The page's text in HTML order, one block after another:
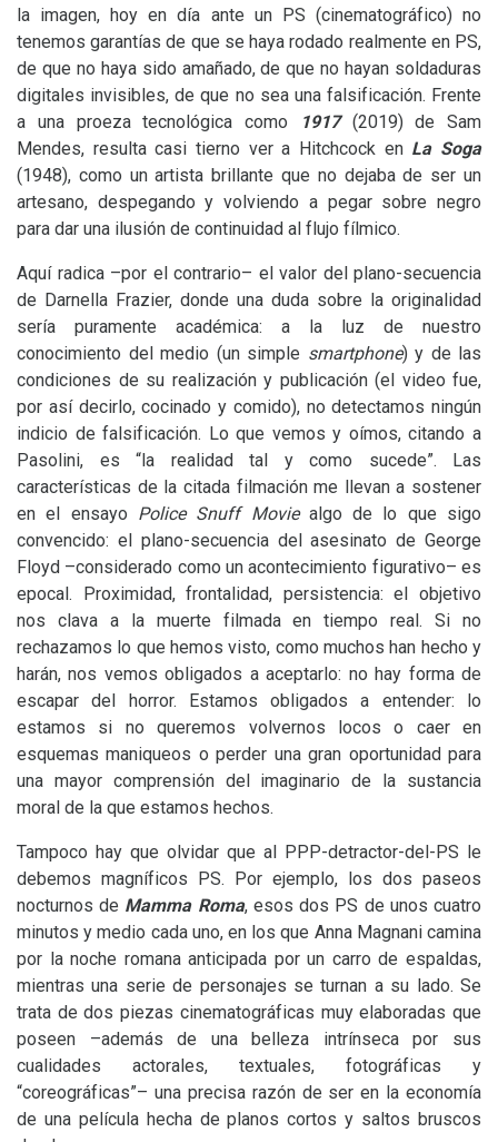
la imagen, hoy en día ante un PS (cinematográfico) no
tenemos garantías de que se haya rodado realmente en PS,
de que no haya sido amañado, de que no hayan soldaduras
digitales invisibles, de que no sea una falsificación. Frente
a una proeza tecnológica como
1917(2019) de Sam
Mendes, resulta casi tierno ver a Hitchcock en La Soga
(1948), como un artista brillante que no dejaba de ser un
artesano, despegando y volviendo a pegar sobre negro
para dar una ilusión de continuidad al flujo fílmico.
Aquí radica –por el contrario– el valor del plano-secuencia
de Darnella Frazier, donde una duda sobre la originalidad
sería puramente académica: a la luz de nuestro
conocimiento del medio (un simple smartphone) y de las
condiciones de su realización y publicación (el video fue,
por así decirlo, cocinado y comido), no detectamos ningún
indicio de falsificación. Lo que vemos y oímos, citando a
Pasolini, es “la realidad tal y como sucede”. Las
características de la citada filmación me llevan a sostener
en el ensayo Police Snuff Moviealgo de lo que sigo
convencido: el plano-secuencia del asesinato de George
Floyd –considerado como un acontecimiento figurativo– es
epocal. Proximidad, frontalidad, persistencia: el objetivo
nos clava a la muerte filmada en tiempo real. Si no
rechazamos lo que hemos visto, como muchos han hecho y
harán, nos vemos obligados a aceptarlo: no hay forma de
escapar del horror. Estamos obligados a entender: lo
estamos si no queremos volvernos locos o caer en
esquemas maniqueos o perder una gran oportunidad para
una mayor comprensión del imaginario de la sustancia
moral de la que estamos hechos.
Tampoco hay que olvidar que al PPP-detractor-del-PS le
debemos magníficos PS. Por ejemplo, los dos paseos
nocturnos de Mamma Roma, esos dos PS de unos cuatro
minutos y medio cada uno, en los que Anna Magnani camina
por la noche romana anticipada por un carro de espaldas,
mientras una serie de personajes se turnan a su lado. Se
trata de dos piezas cinematográficas muy elaboradas que
poseen –además de una belleza intrínseca por sus
cualidades actorales, textuales, fotográficas y
“coreográficas”– una precisa razón de ser en la economía
de una película hecha de planos cortos y saltos bruscos